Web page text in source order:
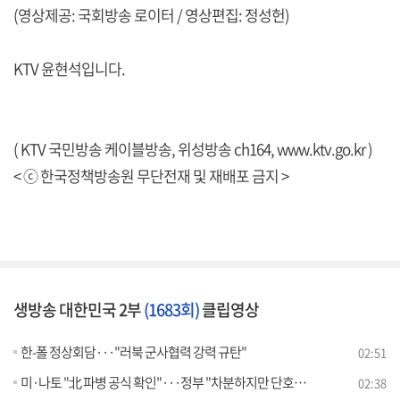
(영상제공: 국회방송 로이터 / 영상편집: 정성헌)
KTV 윤현석입니다.
( KTV 국민방송 케이블방송, 위성방송 ch164,www.ktv.go.kr)
< ⓒ 한국정책방송원 무단전재 및 재배포 금지 >
생방송 대한민국 2부(1683회)클립영상
한-폴 정상회담···"러북 군사협력 강력 규탄" 02:51
미·나토 "北 파병 공식 확인"···정부 "차분하지만 단호한 대응" 02:38